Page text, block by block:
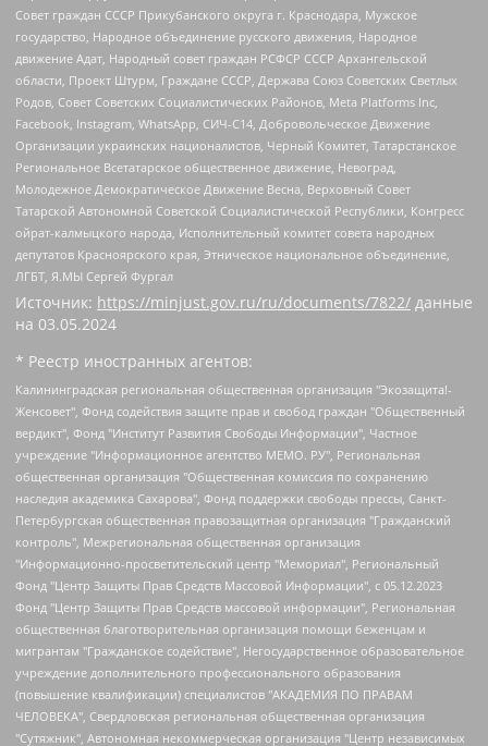
Совет граждан СССР Прикубанского округа г. Краснодара, Мужское
государство, Народное объединение русского движения, Народное
движение Адат, Народный совет граждан РСФСР СССР Архангельской
области, Проект Штурм, Граждане СССР, Держава Союз Советских Светлых
Родов, Совет Советских Социалистических Районов, Meta Platforms Inc,
Facebook, Instagram, WhatsApp, СИЧ-С14, Добровольческое Движение
Организации украинских националистов, Черный Комитет, Татарстанское
Региональное Всетатарское общественное движение, Невоград,
Молодежное Демократическое Движение Весна, Верховный Совет
Татарской Автономной Советской Социалистической Республики, Конгресс
ойрат-калмыцкого народа, Исполнительный комитет совета народных
депутатов Красноярского края, Этническое национальное объединение,
ЛГБТ, Я.МЫ Сергей Фургал
Источник: https://minjust.gov.ru/ru/documents/7822/ данные
на 03.05.2024
* Реестр иностранных агентов:
Калининградская региональная общественная организация "Экозащита!-Женсовет", Фонд содействия защите прав и свобод граждан "Общественный вердикт", Фонд "Институт Развития Свободы Информации", Частное учреждение "Информационное агентство МЕМО. РУ", Региональная общественная организация "Общественная комиссия по сохранению наследия академика Сахарова", Фонд поддержки свободы прессы, Санкт-Петербургская общественная правозащитная организация "Гражданский контроль", Межрегиональная общественная организация "Информационно-просветительский центр "Мемориал", Региональный Фонд "Центр Защиты Прав Средств Массовой Информации", с 05.12.2023 Фонд "Центр Защиты Прав Средств массовой информации", Региональная общественная благотворительная организация помощи беженцам и мигрантам "Гражданское содействие", Негосударственное образовательное учреждение дополнительного профессионального образования (повышение квалификации) специалистов "АКАДЕМИЯ ПО ПРАВАМ ЧЕЛОВЕКА", Свердловская региональная общественная организация "Сутяжник", Автономная некоммерческая организация "Центр независимых социологических исследований", Союз общественных объединений "Российский исследовательский центр по правам человека", Региональное общественное учреждение научно-информационный центр "МЕМОРИАЛ", Некоммерческая организация "Фонд защиты гласности", Автономная некоммерческая организация "Институт прав человека", Городская общественная организация "Екатеринбургское общество "МЕМОРИАЛ", Городская общественная организация "Рязанское историко-просветительское и правозащитное общество "Мемориал" (Рязанский Мемориал), Челябинский региональный орган общественной самодеятельности – женское общественное объединение "Женщины Евразии", Челябинский региональный орган общественной самодеятельности "Уральская правозащитная группа", Фонд содействия защите здоровья и социальной справедливости имени Андрея Рылькова, Автономная Некоммерческая Организация "Аналитический Центр Юрия Левады", Автономная некоммерческая организация социальной поддержки населения "Проект Апрель", Региональная общественная организация помощи женщинам и детям, находящимся в кризисной ситуации "Информационно-методический центр "Анна", Фонд содействия развитию массовых коммуникаций и правовому просвещению "Так-так-Так", Фонд содействия устойчивому развитию "Серебряная тайга", Свердловский региональный общественный фонд социальных проектов "Новое время", "Idel.Реалии", Кавказ.Реалии, Крым.Реалии, Телеканал Настоящее Время, Татаро-башкирская служба Радио Свобода (Azatliq Radiosi), Радио Свободная Европа/Радио Свобода (PCE/PC), "Сибирь.Реалии", "Фактограф", Благотворительный фонд помощи осужденным и их семьям, Автономная некоммерческая организация "Институт глобализации и социальных движений", Фонд "В защиту прав заключенных", Частное учреждение "Центр поддержки и содействия развитию средств массовой информации", Пензенский региональный общественный благотворительный фонд "Гражданский союз", "Север.Реалии", Некоммерческая организация Фонд "Правовая инициатива", Общество с ограниченной ответственностью "Радио Свободная Европа/Радио Свобода", Чешское информационное агентство "MEDIUM-ORIENT", Красноярская региональная общественная организация "Мы против СПИДа", Камалягин Денис Николаевич, Маркелов Сергей Евгеньевич, Пономарев Лев Александрович, Савицкая Людмила Алексеевна, Автономная некоммерческая организация "Центр по работе с проблемой насилия "НАСИЛИЮ.НЕТ", Межрегиональный профессиональный союз работников здравоохранения "Альянс врачей", Юридическое лицо, зарегистрированное в Латвийской Республике, SIA "Medusa Project" (регистрационный номер 40103797863, дата регистрации 10.06.2014), Некоммерческая организация "Фонд по борьбе с коррупцией", Автономная некоммерческая организация "Институт права и публичной политики", Баданин Роман Сергеевич, Гликин Максим Александрович, Железнова Мария Михайловна, Лукьянова Юлия Сергеевна, Маетная Елизавета Витальевна, Маняхин Петр Борисович, Чуракова Ольга Владимировна, Ярош Юлия Петровна, Юридическое лицо "The Insider SIA", зарегистрированное в Риге, Латвийская Республика (дата регистрации 26.06.2015), являющееся администратором доменного имени интернет-издания "The Insider SIA", https://theins.ru, Постернак Алексей Евгеньевич, Рубин Михаил Аркадьевич, Анин Роман Александрович, Юридическое лицо Istories fonds, зарегистрированное в Латвийской Республике (регистрационный номер 50008295751, дата регистрации 24.02.2020), Великовский Дмитрий Александрович, Долинина Ирина Николаевна, Мароховская Алеся Алексеевна, Шлейнов Роман Юрьевич, Шмагун Олеся Валентиновна, Общество с ограниченной ответственностью "Альтаир 2021", Общество с ограниченной ответственностью "Вега 2021", Общество с ограниченной ответственностью "Главный редактор 2021", Общество с ограниченной ответственностью "Ромашки монолит", Важенков Артем Валерьевич, Ивановская областная общественная организация "Центр гендерных исследований", Гурман Юрий Альбертович, Медиапроект "ОВД-Инфо", Егоров Владимир Владимирович, Жилинский Владимир Александрович, Общество с ограниченной ответственностью "ЗП", Иванова София Юрьевна, Карезина Инна Павловна, Кильтау Екатерина Викторовна, Петров Алексей Викторович, Пискунов Сергей Евгеньевич, Смирнов Сергей Сергеевич, Тихонов Михаил Сергеевич, Общество с ограниченной ответственностью "ЖУРНАЛИСТ-ИНОСТРАННЫЙ АГЕНТ", Арапова Галина Юрьевна, Вольтская Татьяна Анатольевна, Американская компания "Mason G.E.S. Anonymous Foundation" (США), являющаяся владельцем интернет-издания https://mnews.world/, Компания "Stichting Bellingcat", зарегистрированная в Нидерландах (дата регистрации 11.07.2018), Захаров Андрей Вячеславович, Клепиковская Екатерина Дмитриевна, Общество с ограниченной ответственностью "МЕМО", Перл Роман Александрович, Симонов Евгений Алексеевич, Соловьева Елена Анатольевна, Сотников Даниил Владимирович, Сурначева Елизавета Дмитриевна, Автономная некоммерческая организация по защите прав человека и информированию населения "Якутия – Наше Мнение", Общество с ограниченной ответственностью "Москоу диджитал медиа", с 26.01.2023 Общество с ограниченной ответственностью "Чайка Белые сады", Ветошкина Валерия Валерьевна, Заговора Максим Александрович, Межрегиональное общественное движение "Российская ЛГБТ - сеть", Оленичев Максим Владимирович, Павлов Иван Юрьевич, Скворцова Елена Сергеевна, Общество с ограниченной ответственностью "Как бы инагент", Кочетков Игорь Викторович, Общество с ограниченной ответственностью "Честные выборы", Еланчик Олег Александрович, Общество с ограниченной ответственностью "Нобелевский призыв", Гималова Регина Эмилевна, Григорьев Андрей Валерьевич, Григорьева Алина Александровна, Ассоциация по содействию защите прав призывников, альтернативнослужащих и военнослужащих "Правозащитная группа "Гражданин.Армия.Право", Хисамова Регина Фаритовна, Автономная некоммерческая организация по реализации социально-правовых программ "Лилит", Дальневосточное общественное движение "Маяк", Санкт-Петербургская ЛГБТ-инициативная группа "Выход", Инициативная группа ЛГБТ+ "Реверс", Алексеев Андрей Викторович, Бекбулатова Таисия Львовна, Беляев Иван Михайлович, Владыкина Елена Сергеевна, Гельман Марат Александрович, Никульшина Вероника Юрьевна, Толоконникова Надежда Андреевна, Шендерович Виктор Анатольевич, Общество с ограниченной ответственностью "Данное сообщение", Общество с ограниченной ответственностью Издательский дом "Новая глава", Айнбиндер Александра Александровна, Московский комьюнити-центр для ЛГБТ+инициатив, Благотворительный фонд развития филантропии, Deutsche Welle (Германия, Kurt-Schumacher-Strasse 3, 53113 Bonn), Борзунова Мария Михайловна, Воробьев Виктор Викторович, Голубева Анна Львовна, Константинова Алла Михайловна, Малкова Ирина Владимировна, Мурадов Мурад Абдулгалимович, Осетинская Елизавета Николаевна, Понасенков Евгений Николаевич, Ганапольский Матвей Юрьевич, Киселев Евгений Алексеевич, Борухович Ирина Григорьевна, Дремин Иван Тимофеевич, Дубровский Дмитрий Викторович, Красноярская региональная общественная организация поддержки и развития альтернативных образовательных технологий и межкультурных коммуникаций "ИНТЕРРА", Маяковская Екатерина Алексеевна, Фейгин Марк Захарович, Филимонов Андрей Викторович, Дзугкоева Регина Николаевна, Доброхотов Роман Александрович, Дудь Юрий Александрович, Елкин Сергей Владимирович, Кругликов Кирилл Игоревич, Сабунаева Мария Леонидовна, Семенов Алексей Владимирович, Шаинян Карен Багратович, Шульман Екатерина Михайловна, Асафьев Артур Валерьевич, Вахштайн Виктор Семенович, Венедиктов Алексей Алексеевич, Лушникова Екатерина Евгеньевна, Волков Леонид Михайлович, Невзоров Александр Глебович, Пархоменко Сергей Борисович, Сироткин Ярослав Николаевич, Кара-Мурза Владимир Владимирович, Баранова Наталья Владимировна, Гозман Леонид Яковлевич, Кагарлицкий Борис Юльевич, Климарев Михаил Валерьевич, Милов Владимир Станиславович, Автономная некоммерческая организация Краснодарский центр современного искусства "Типография", Моргенштерн Алишер Тагирович, Соболь Любовь Эдуардовна, Общество с ограниченной ответственностью "ЛИЗА НОРМ", Каспаров Гарри Кимович, Ходорковский Михаил Борисович, Общество с ограниченной ответственностью "Апрельские тезисы", Данилович Ирина Брониславовна, Кашин Олег Владимирович, Петров Николай Владимирович, Пивоваров Алексей Владимирович, Соколов Михаил Владимирович, Цветкова Юлия Владимировна, Чичваркин Евгений Александрович, Комитет против пыток/Команда против пыток, Общество с ограниченной ответственностью "Первый научный", Общество с ограниченной ответственностью "Вертолет и ко", Белоцерковская Вероника Борисовна, Кац Максим Евгеньевич, Лазарева Татьяна Юрьевна, Шаведдинов Руслан Табризович, Яшин Илья Валерьевич, Общество с ограниченной ответственностью "Иноагент ААВ", Алешковский Дмитрий Петрович, Альбац Евгения Марковна, Быков Дмитрий Львович, Галямина Юлия Евгеньевна, Лойко Сергей Леонидович, Мартынов Кирилл Константинович, Медведев Сергей Александрович, Крашенинников Федор Геннадиевич, Гордеева Катерина Вл